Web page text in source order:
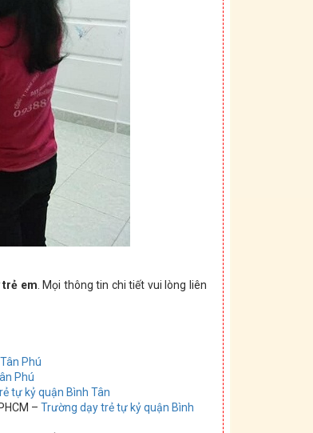
trẻ em . Mọi thông tin chi tiết vui lòng liên
Phú
Phú
tự kỷ quận Bình Tân
– Trường dạy trẻ tự kỷ quận Bình